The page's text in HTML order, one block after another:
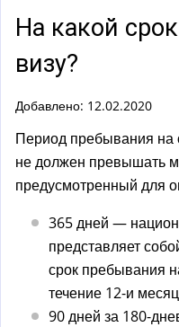
На какой
визу?
Добавлено: 12.02.2020
Период пребывания на
не должен превышать
предусмотренный для
365 дней —
представляет
срок пребывания
течение 12-и
90 дней за 180-